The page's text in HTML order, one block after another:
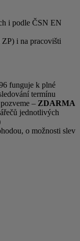
i podle ČSN EN
i na pracovišti
funguje k plné
termínu
– ZDARMA
jednotlivých
o možnosti slev